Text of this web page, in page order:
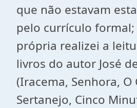
que não estavam
pelo currículo
própria realizei a
livros do autor José
(Iracema, Senhora, O
Sertanejo, Cinco